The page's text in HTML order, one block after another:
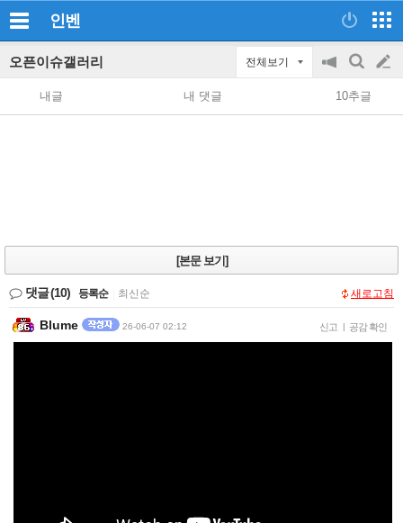
인벤
오픈이슈갤러리 전체보기
공
지
on/off
검
색
글
쓰
내글 내 댓글 10추글
[본문 보기]
댓글(10) 등록순 최신순 새로고침
Blume 26-06-07 02:12 신고 | 공감 확인